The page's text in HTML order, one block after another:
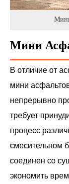
Мини
В отличие от
мини
непрерывно
требует
процесс
смесительном
соединен со
экономить